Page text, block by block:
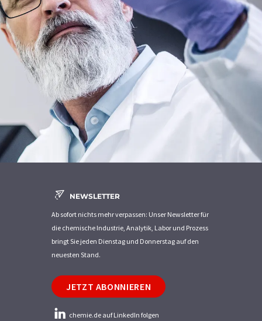
NEWSLETTER
Ab sofort nichts mehr verpassen: Unser Newsletter für
die chemische Industrie, Analytik, Labor und Prozess
bringt Sie jeden Dienstag und Donnerstag auf den
neuesten Stand.
JETZT ABONNIEREN
chemie.de auf LinkedIn folgen